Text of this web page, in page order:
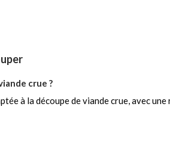
crue ?
à la découpe de viande crue, avec